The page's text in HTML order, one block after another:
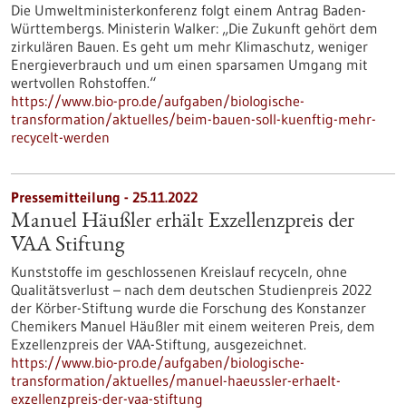
Die Umweltministerkonferenz folgt einem Antrag Baden-
Württembergs. Ministerin Walker: „Die Zukunft gehört dem
zirkulären Bauen. Es geht um mehr Klimaschutz, weniger
Energieverbrauch und um einen sparsamen Umgang mit
wertvollen Rohstoffen.“
https://www.bio-pro.de/aufgaben/biologische-
transformation/aktuelles/beim-bauen-soll-kuenftig-mehr-
recycelt-werden
Pressemitteilung - 25.11.2022
Manuel Häußler erhält Exzellenzpreis der
VAA Stiftung
Kunststoffe im geschlossenen Kreislauf recyceln, ohne
Qualitätsverlust – nach dem deutschen Studienpreis 2022
der Körber-Stiftung wurde die Forschung des Konstanzer
Chemikers Manuel Häußler mit einem weiteren Preis, dem
Exzellenzpreis der VAA-Stiftung, ausgezeichnet.
https://www.bio-pro.de/aufgaben/biologische-
transformation/aktuelles/manuel-haeussler-erhaelt-
exzellenzpreis-der-vaa-stiftung